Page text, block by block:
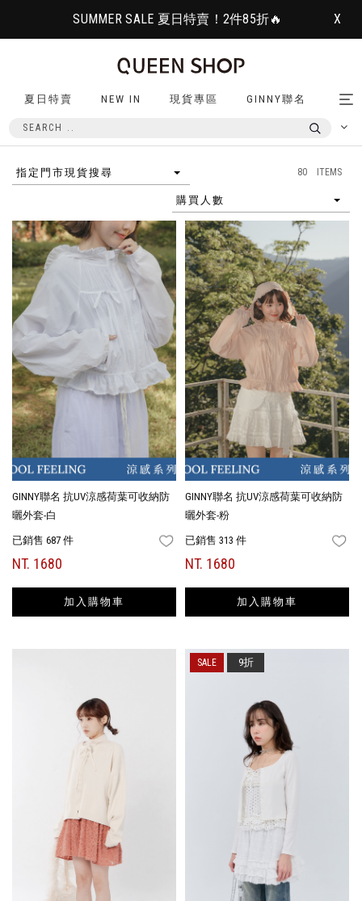
SUMMER SALE 夏日特賣！2件85折🔥 X
夏日特賣 NEW IN 現貨專區 GINNY聯名
指定門市現貨搜尋 80 ITEMS
購買人數
GINNY聯名 抗UV涼感荷葉可收納防
曬外套-白
已銷售 687 件 FAVORITES
NT. 1680
加入購物車
GINNY聯名 抗UV涼感荷葉可收納防
曬外套-粉
已銷售 313 件
NT. 1680
加入購物車
9折